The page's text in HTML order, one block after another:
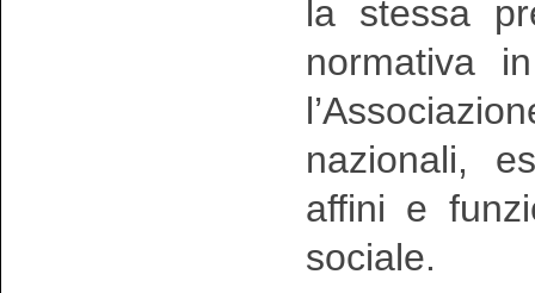
la stessa
normativa
nazionali,
affini e
sociale.